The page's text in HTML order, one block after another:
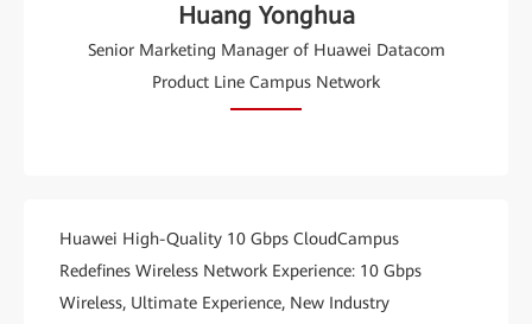
Huang Yonghua
Senior Marketing Manager of Huawei Datacom
Product Line Campus Network
Huawei High-Quality 10 Gbps CloudCampus
Redefines Wireless Network Experience: 10 Gbps
Wireless, Ultimate Experience, New Industry